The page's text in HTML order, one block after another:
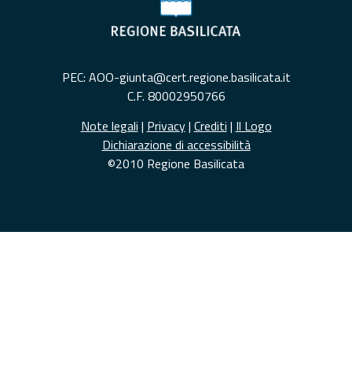
PEC: AOO-giunta@cert.regione.basilicata.it
C.F. 80002950766
Note legali | Privacy| Crediti | Il Logo
Dichiarazione di accessibilità
©2010 Regione Basilicata